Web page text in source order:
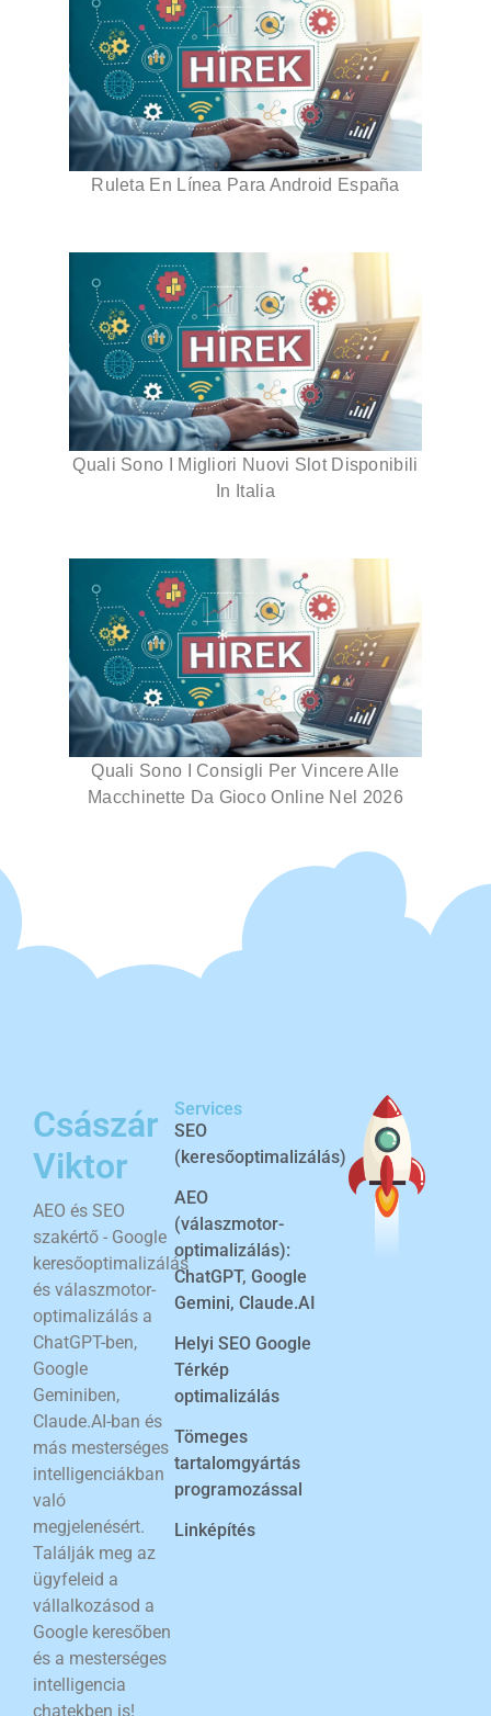
Ruleta En Línea Para Android España
Quali Sono I Migliori Nuovi Slot Disponibili
In Italia
Quali Sono I Consigli Per Vincere Alle
Macchinette Da Gioco Online Nel 2026
Császár
Viktor
AEO és SEO
szakértő - Google
keresőoptimalizálás
és válaszmotor-
optimalizálás a
ChatGPT-ben,
Google
Geminiben,
Claude.AI-ban és
más mesterséges
intelligenciákban
való
megjelenésért.
Találják meg az
ügyfeleid a
vállalkozásod a
Google keresőben
és a mesterséges
intelligencia
chatekben is!
Services
SEO
(keresőoptimalizálás)
AEO
(válaszmotor-
optimalizálás):
ChatGPT, Google
Gemini, Claude.AI
Helyi SEO Google
Térkép
optimalizálás
Tömeges
tartalomgyártás
programozással
Linképítés